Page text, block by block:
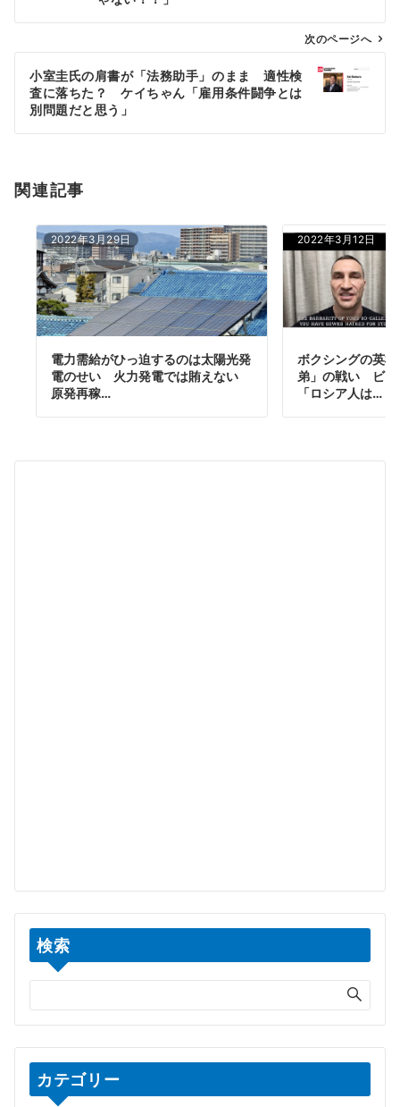
ビ
ン
次のページへ
小室圭氏の肩書が「法務助手」のまま 適性検
査に落ちた？ ケイちゃん「雇用条件闘争とは
別問題だと思う」
関連記事
2022年3月29日
電力需給がひっ迫するのは太陽光発
電のせい 火力発電では賄えない
原発再稼…
2022年3月12日
ボクシングの英
弟」の戦い ビタ
「ロシア人は…
検索
カテゴリー